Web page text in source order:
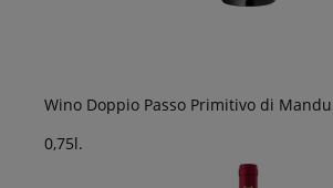
Wino Doppio Passo Primitivo di
0,75l.